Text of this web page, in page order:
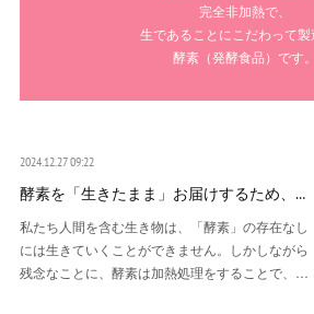
完全非加熱で、
生であることにこだわって製
酵素（発酵食品）です。
2024.12.27 09:22
酵素を「生きたまま」お届けするため、…
私たち人間を含む生き物は、「酵素」の存在なし
には生きていくことができません。しかしながら
残念なことに、酵素は加熱処理をすることで、…